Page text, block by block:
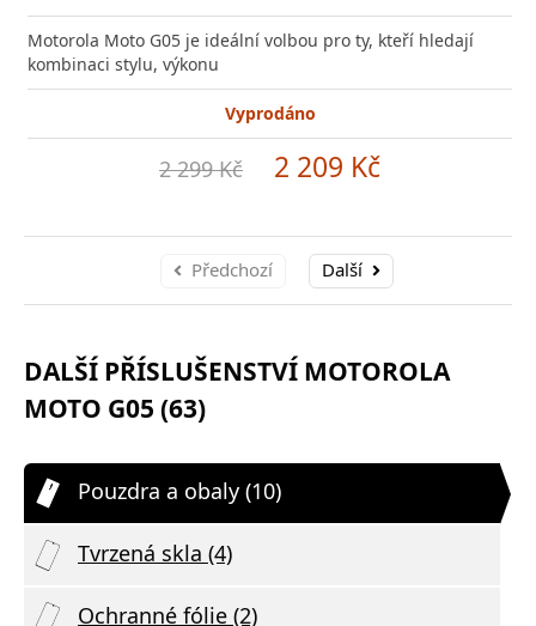
Motorola Moto G05 je ideální volbou pro ty, kteří hledají
kombinaci stylu, výkonu
Vyprodáno
2 299 Kč 2 209 Kč
Předchozí Další
DALŠÍ PŘÍSLUŠENSTVÍ MOTOROLA
MOTO G05 (63)
Pouzdra a obaly (10)
Tvrzená skla (4)
Ochranné fólie (2)